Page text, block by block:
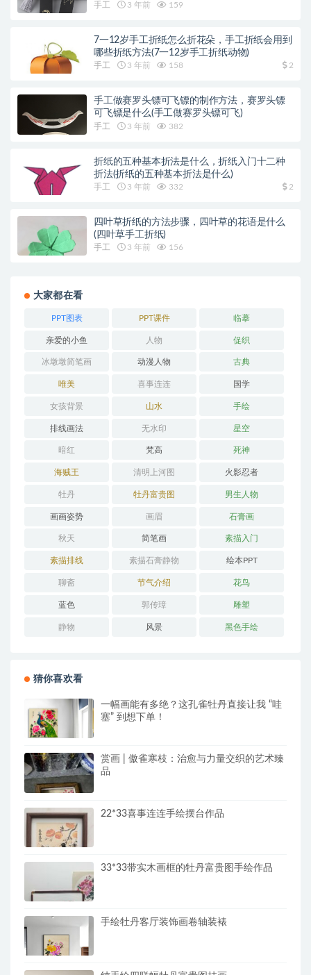
手工 3 年前 159
7一12岁手工折纸怎么折花朵，手工折纸会用到
哪些折纸方法(7一12岁手工折纸动物)
手工 3 年前 158 2
手工做赛罗头镖可飞镖的制作方法，赛罗头镖
可飞镖是什么(手工做赛罗头镖可飞)
手工 3 年前 382
折纸的五种基本折法是什么，折纸入门十二种
折法(折纸的五种基本折法是什么)
手工 3 年前 332 2
四叶草折纸的方法步骤，四叶草的花语是什么
(四叶草手工折纸)
手工 3 年前 156
大家都在看
PPT图表 PPT课件 临摹
亲爱的小鱼 人物 促织
冰墩墩简笔画 动漫人物 古典
唯美 喜事连连 国学
女孩背景 山水 手绘
排线画法 无水印 星空
暗红 梵高 死神
海贼王 清明上河图 火影忍者
牡丹 牡丹富贵图 男生人物
画画姿势 画眉 石膏画
秋天 简笔画 素描入门
素描排线 素描石膏静物 绘本PPT
聊斋 节气介绍 花鸟
蓝色 郭传璋 雕塑
静物 风景 黑色手绘
猜你喜欢看
一幅画能有多绝？这孔雀牡丹直接让我 “哇
塞” 到想下单！
赏画 | 傲雀寒枝：治愈与力量交织的艺术臻
品
22*33喜事连连手绘摆台作品
33*33带实木画框的牡丹富贵图手绘作品
手绘牡丹客厅装饰画卷轴装裱